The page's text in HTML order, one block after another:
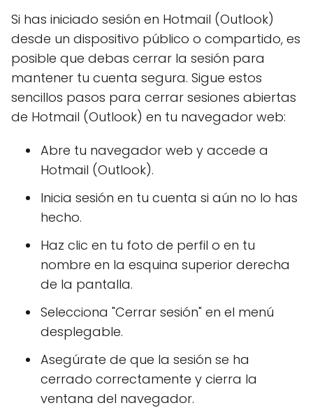
Si has iniciado sesión en Hotmail (Outlook)
desde un dispositivo público o compartido, es
posible que debas cerrar la sesión para
mantener tu cuenta segura. Sigue estos
sencillos pasos para cerrar sesiones abiertas
de Hotmail (Outlook) en tu navegador web:
Abre tu navegador web y accede a
Hotmail (Outlook).
Inicia sesión en tu cuenta si aún no lo has
hecho.
Haz clic en tu foto de perfil o en tu
nombre en la esquina superior derecha
de la pantalla.
Selecciona "Cerrar sesión" en el menú
desplegable.
Asegúrate de que la sesión se ha
cerrado correctamente y cierra la
ventana del navegador.